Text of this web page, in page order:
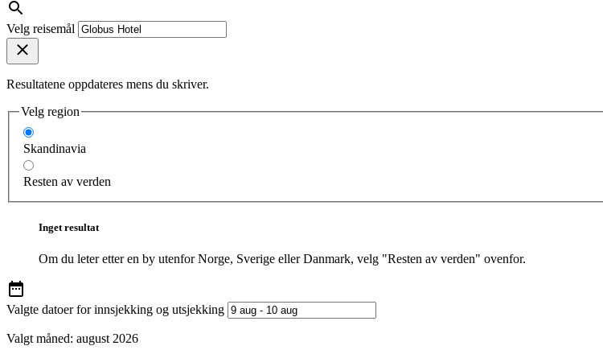
Velg reisemål
Resultatene oppdateres mens du skriver.
Velg region
Skandinavia
Resten av verden
Inget resultat
Om du leter etter en by utenfor Norge, Sverige eller Danmark, velg "Resten av verden" ovenfor.
Valgte datoer for innsjekking og utsjekking
Valgt måned: august 2026